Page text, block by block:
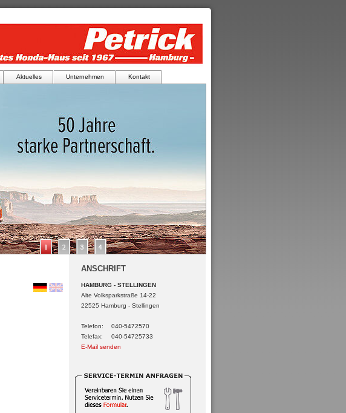
Aktuelles Unternehmen Kontakt
ANSCHRIFT
HAMBURG - STELLINGEN
Alte Volksparkstraße 14-22
22525 Hamburg - Stellingen
Telefon:
040-5472570
Telefax:
040-54725733
E-Mail senden